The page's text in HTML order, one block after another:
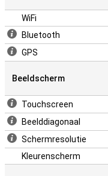
WiFi
Bluetooth
GPS
Beeldscherm
Touchscreen
Beelddiagonaal
Schermresolutie
Kleurenscherm